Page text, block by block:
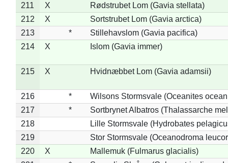
211
X
Rødstrubet Lom (Gavia stellata)
212
X
Sortstrubet Lom (Gavia arctica)
213
*
Stillehavslom (Gavia pacifica)
214
X Islom (Gavia immer)
215 X Hvidnæbbet Lom (Gavia adamsii)
216 *
Wilsons Stormsvale (Oceanites
217
*
Sortbrynet Albatros (Thalassarche
218
Lille Stormsvale (Hydrobates
219
Stor Stormsvale (Oceanodroma
220
X
Mallemuk (Fulmarus glacialis)